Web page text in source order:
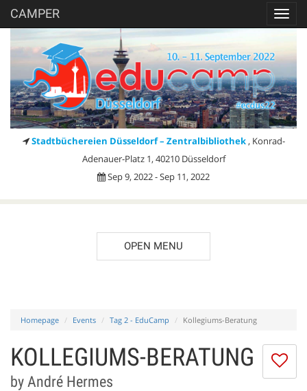
CAMPER
Stadtbüchereien Düsseldorf – Zentralbibliothek , Konrad-
Adenauer-Platz 1, 40210 Düsseldorf
Sep 9, 2022 - Sep 11, 2022
OPEN MENU
Homepage Events Tag 2 - EduCamp Kollegiums-Beratung
I
KOLLEGIUMS-BERATUNG
by André Hermes